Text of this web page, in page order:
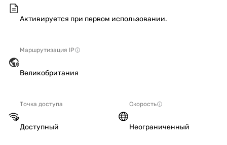
Активируется при первом использовании.
Маршрутизация IP
Великобритания
Точка доступа
Доступный
Скорость
Неограниченный